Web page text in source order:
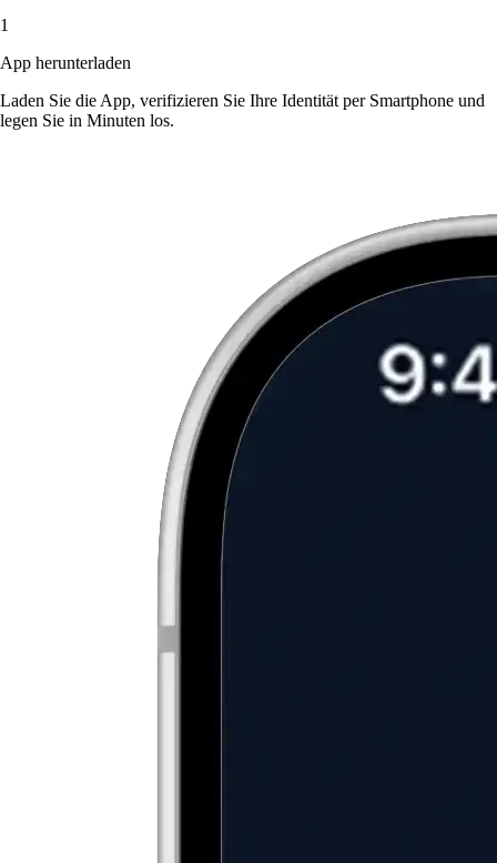
1
App herunterladen
Laden Sie die App, verifizieren Sie Ihre Identität per Smartphone und
legen Sie in Minuten los.